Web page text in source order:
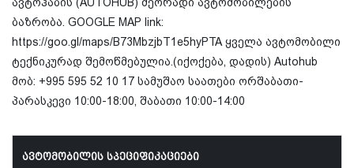
ბაზრობა. GOOGLE MAP link:
https://goo.gl/maps/B73MbzjbT1e5hyPTA ყველა ავტომობილი
ტექნიკურად შემოწმებულია.(იქოქება, დადის) Autohub
მობ: +995 595 52 10 17 სამუშაო საათები ორშაბათი-
პარასკევი 10:00-18:00, შაბათი 10:00-14:00
ავტომობილის სპეციფიკაციები